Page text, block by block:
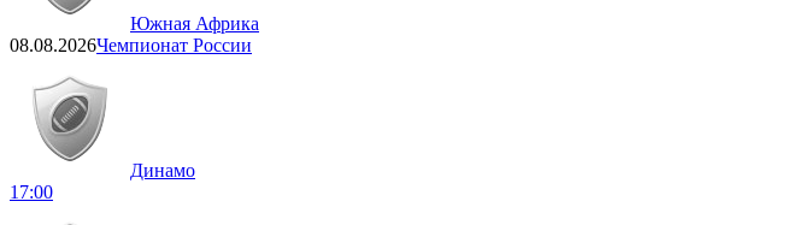
Южная Африка
08.08.2026Чемпионат России
Динамо
17:00